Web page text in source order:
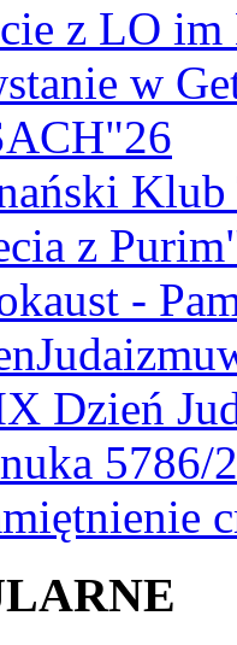
z LO
w
z
-
Dzień
5786/